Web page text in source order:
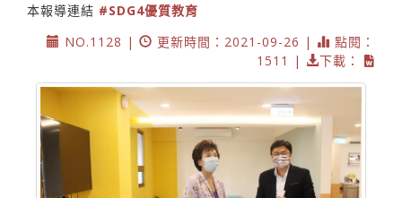
本報導連結 #SDG4優質教育
NO.1128 |
更新時間：2021-09-26 |
點閱：
1511 |
下載：